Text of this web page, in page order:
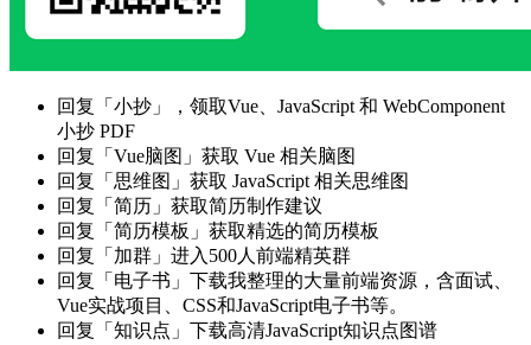
回复「小抄」，领取Vue、JavaScript 和 WebComponent
小抄 PDF
回复「Vue脑图」获取 Vue 相关脑图
回复「思维图」获取 JavaScript 相关思维图
回复「简历」获取简历制作建议
回复「简历模板」获取精选的简历模板
回复「加群」进入500人前端精英群
回复「电子书」下载我整理的大量前端资源，含面试、
Vue实战项目、CSS和JavaScript电子书等。
回复「知识点」下载高清JavaScript知识点图谱